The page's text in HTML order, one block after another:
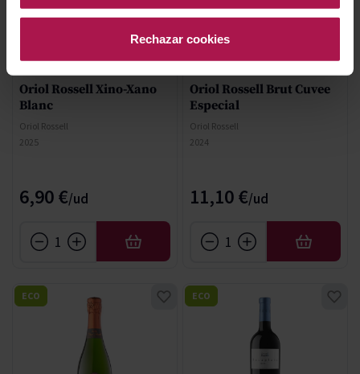
Rechazar cookies
Oriol Rossell Xino-Xano
Blanc
Oriol Rossell
2025
6,90 €
AÑADIR
Oriol Rossell Brut Cuvee
Especial
Oriol Rossell
2024
11,10 €
AÑADIR
ECO ECO